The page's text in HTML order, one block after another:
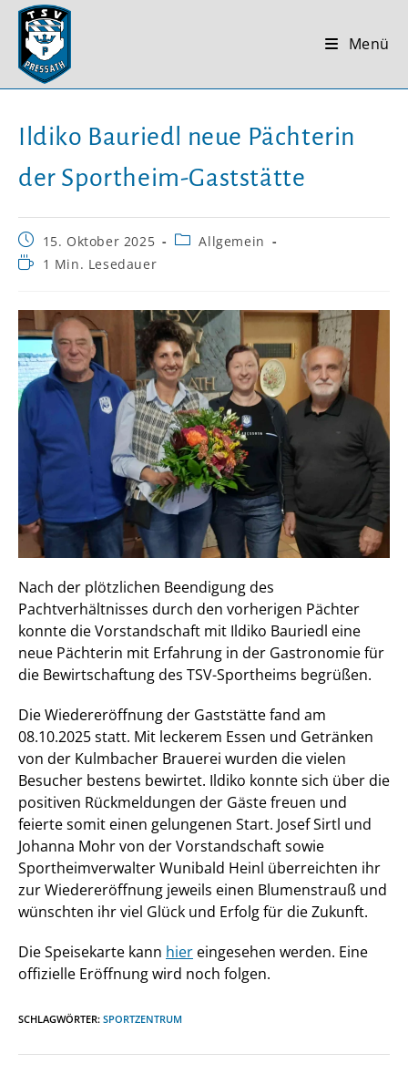
Zum
Inhalt
springen
Menü
Ildiko Bauriedl neue Pächterin
der Sportheim-Gaststätte
Beitrag
veröffentlicht:
15. Oktober 2025
Beitrags-
Allgemein
Lesedauer:
1 Min. Lesedauer
Nach der plötzlichen Beendigung des
Pachtverhältnisses durch den vorherigen Pächter
konnte die Vorstandschaft mit Ildiko Bauriedl eine
neue Pächterin mit Erfahrung in der Gastronomie für
die Bewirtschaftung des TSV-Sportheims begrüßen.
Die Wiedereröffnung der Gaststätte fand am
08.10.2025 statt. Mit leckerem Essen und Getränken
von der Kulmbacher Brauerei wurden die vielen
Besucher bestens bewirtet. Ildiko konnte sich über die
positiven Rückmeldungen der Gäste freuen und
feierte somit einen gelungenen Start. Josef Sirtl und
Johanna Mohr von der Vorstandschaft sowie
Sportheimverwalter Wunibald Heinl überreichten ihr
zur Wiedereröffnung jeweils einen Blumenstrauß und
wünschten ihr viel Glück und Erfolg für die Zukunft.
Die Speisekarte kann hier eingesehen werden. Eine
offizielle Eröffnung wird noch folgen.
SCHLAGWÖRTER: SPORTZENTRUM